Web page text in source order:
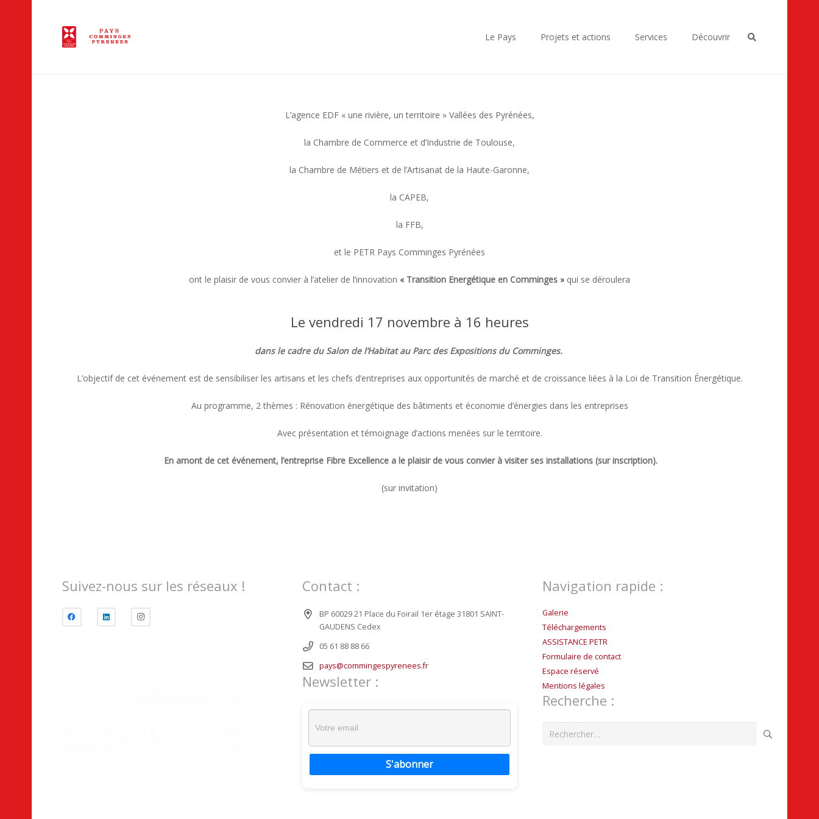
Le Pays Projets et actions Services Découvrir
L’agence EDF « une rivière, un territoire » Vallées des Pyrénées,
la Chambre de Commerce et d’Industrie de Toulouse,
la Chambre de Métiers et de l’Artisanat de la Haute-Garonne,
la CAPEB,
la FFB,
et le PETR Pays Comminges Pyrénées
ont le plaisir de vous convier à l’atelier de l’innovation « Transition Energétique en Comminges » qui se déroulera
Le vendredi 17 novembre à 16 heures
dans le cadre du Salon de l’Habitat au Parc des Expositions du Comminges.
L’objectif de cet événement est de sensibiliser les artisans et les chefs d’entreprises aux opportunités de marché et de croissance liées à la Loi de Transition Énergétique.
Au programme, 2 thèmes : Rénovation énergétique des bâtiments et économie d’énergies dans les entreprises
Avec présentation et témoignage d’actions menées sur le territoire.
En amont de cet événement, l’entreprise Fibre Excellence a le plaisir de vous convier à visiter ses installations (sur inscription).
(sur invitation)
Suivez-nous sur les réseaux ! Contact :
BP 60029 21 Place du Foirail 1er étage 31801 SAINT-
GAUDENS Cedex
05 61 88 88 66
pays@commingespyrenees.fr
Newsletter :
S'abonner
Navigation rapide :
Galerie
Téléchargements
ASSISTANCE PETR
Formulaire de contact
Espace réservé
Mentions légales
Recherche :